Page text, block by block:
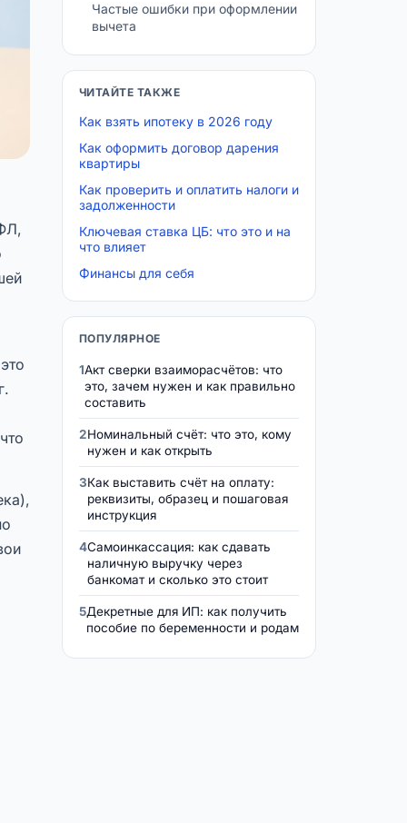
Частые ошибки при оформлении
вычета
ЧИТАЙТЕ ТАКЖЕ
Как взять ипотеку в 2026 году
Как оформить договор дарения
квартиры
Как проверить и оплатить налоги и
задолженности
Ключевая ставка ЦБ: что это и на
что влияет
Финансы для себя
ПОПУЛЯРНОЕ
1Акт сверки взаиморасчётов: что
это, зачем нужен и как правильно
составить
2Номинальный счёт: что это, кому
нужен и как открыть
3Как выставить счёт на оплату:
реквизиты, образец и пошаговая
инструкция
4Самоинкассация: как сдавать
наличную выручку через
банкомат и сколько это стоит
5Декретные для ИП: как получить
пособие по беременности и родам